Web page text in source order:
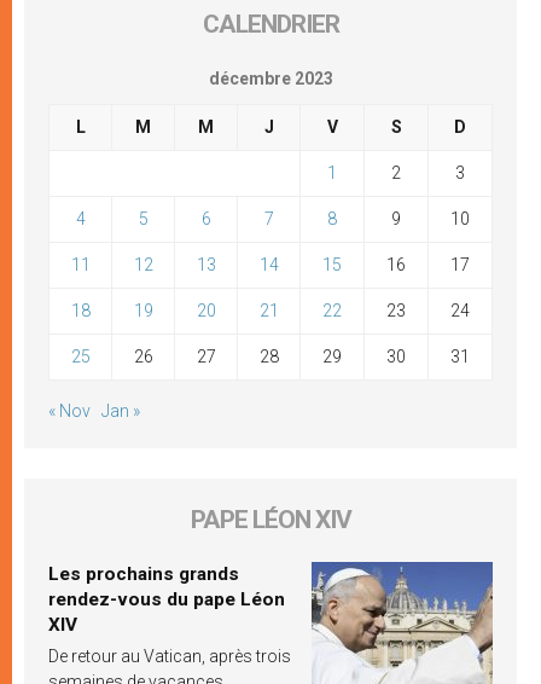
CALENDRIER
décembre 2023
L M M J V S D
1 2 3
4 5 6 7 8 9 10
11 12 13 14 15 16 17
18 19 20 21 22 23 24
25 26 27 28 29 30 31
« Nov Jan »
PAPE LÉON XIV
Les prochains grands
rendez-vous du pape Léon
XIV
De retour au Vatican, après trois